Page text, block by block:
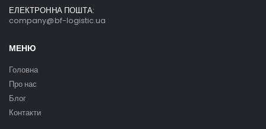
ЕЛЕКТРОННА ПОШТА:
company@bf-logistic.ua
МЕНЮ
Головна
Про нас
Блог
Контакти